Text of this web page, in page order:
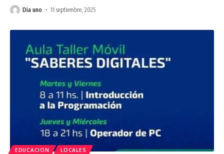
Dia uno 11 septiembre, 2025
EDUCACION LOCALES